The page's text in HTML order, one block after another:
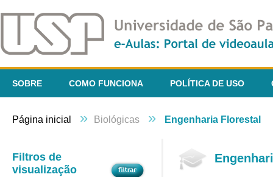
SOBRE COMO FUNCIONA POLÍTICA DE USO
Página inicial » Biológicas » Engenharia Florestal
Filtros de
visualização